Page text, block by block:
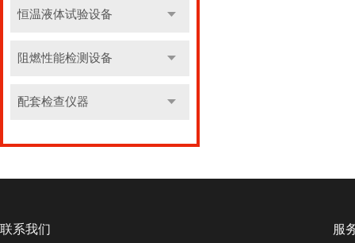
恒温液体试验设备
阻燃性能检测设备
配套检查仪器
联系我们 服